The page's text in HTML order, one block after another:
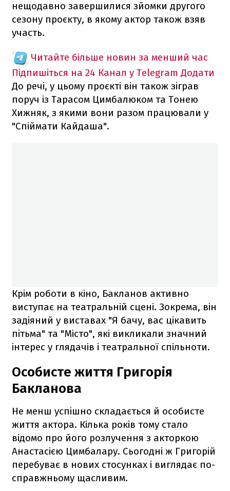
нещодавно завершилися зйомки другого
сезону проєкту, в якому актор також взяв
участь.
Читайте більше новин за менший час
Підпишіться на 24 Канал у Telegram Додати
До речі, у цьому проєкті він також зіграв
поруч із Тарасом Цимбалюком та Тонею
Хижняк, з якими вони разом працювали у
"Спіймати Кайдаша".
Крім роботи в кіно, Бакланов активно
виступає на театральній сцені. Зокрема, він
задіяний у виставах "Я бачу, вас цікавить
пітьма" та "Місто", які викликали значний
інтерес у глядачів і театральної спільноти.
Особисте життя Григорія
Бакланова
Не менш успішно складається й особисте
життя актора. Кілька років тому стало
відомо про його розлучення з акторкою
Анастасією Цимбалару. Сьогодні ж Григорій
перебуває в нових стосунках і виглядає по-
справжньому щасливим.